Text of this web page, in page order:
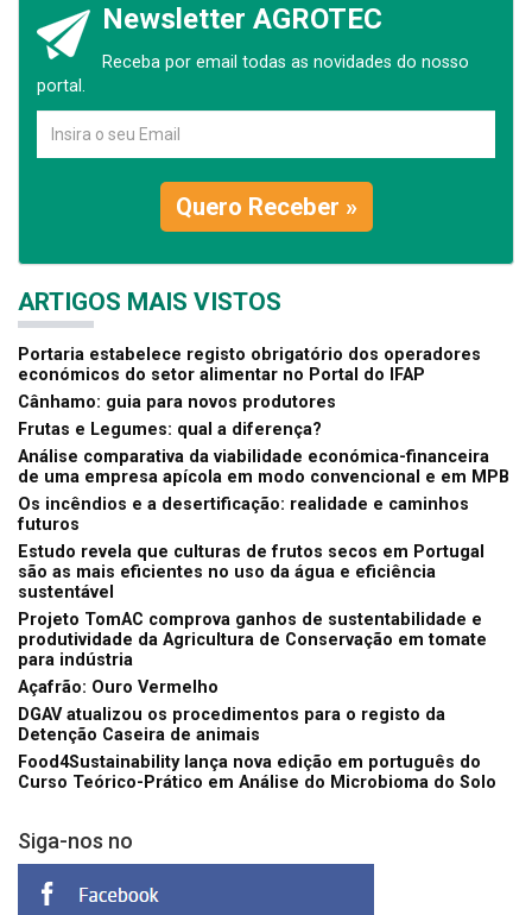
Newsletter AGROTEC
Receba por email todas as novidades do nosso
portal.
Quero Receber »
ARTIGOS MAIS VISTOS
Portaria estabelece registo obrigatório dos operadores
económicos do setor alimentar no Portal do IFAP
Cânhamo: guia para novos produtores
Frutas e Legumes: qual a diferença?
Análise comparativa da viabilidade económica-financeira
de uma empresa apícola em modo convencional e em MPB
Os incêndios e a desertificação: realidade e caminhos
futuros
Estudo revela que culturas de frutos secos em Portugal
são as mais eficientes no uso da água e eficiência
sustentável
Projeto TomAC comprova ganhos de sustentabilidade e
produtividade da Agricultura de Conservação em tomate
para indústria
Açafrão: Ouro Vermelho
DGAV atualizou os procedimentos para o registo da
Detenção Caseira de animais
Food4Sustainability lança nova edição em português do
Curso Teórico-Prático em Análise do Microbioma do Solo
Siga-nos no